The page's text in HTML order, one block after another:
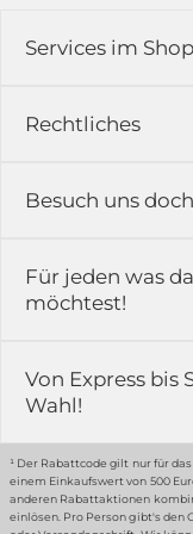
Rechtliches
Impressum
Rückgabe &
Widerrufsrecht
Datenschutz-
Erklärung zur
Services im Shop
Versandkosten
Kontakt
Karriere
Gewerbekunden
Grounding Page
Besuch uns
in der
51789 Lindlar
Hinweis:
… oder in
Für jeden was
möchtest!
Von Express bis
Wahl!
¹ Der Rabattcode gilt nur für
einem Einkaufswert von 500
anderen Rabattaktionen
einlösen. Pro Person gibt's den